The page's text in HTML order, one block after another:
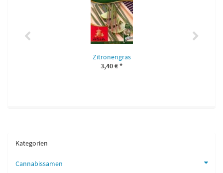
Zitronengras
3,40 €*
Kategorien
Cannabissamen